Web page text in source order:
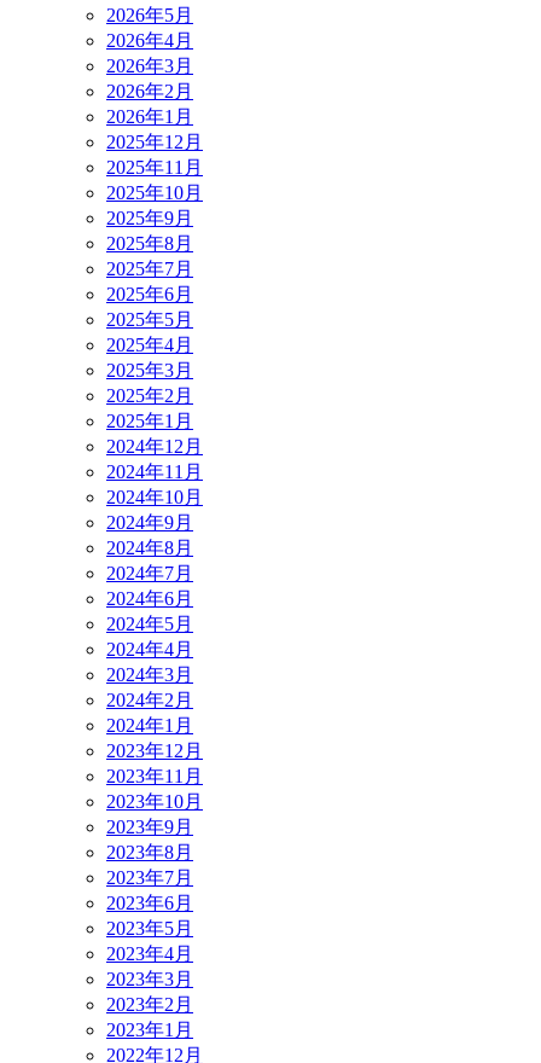
2026年5月
2026年4月
2026年3月
2026年2月
2026年1月
2025年12月
2025年11月
2025年10月
2025年9月
2025年8月
2025年7月
2025年6月
2025年5月
2025年4月
2025年3月
2025年2月
2025年1月
2024年12月
2024年11月
2024年10月
2024年9月
2024年8月
2024年7月
2024年6月
2024年5月
2024年4月
2024年3月
2024年2月
2024年1月
2023年12月
2023年11月
2023年10月
2023年9月
2023年8月
2023年7月
2023年6月
2023年5月
2023年4月
2023年3月
2023年2月
2023年1月
2022年12月